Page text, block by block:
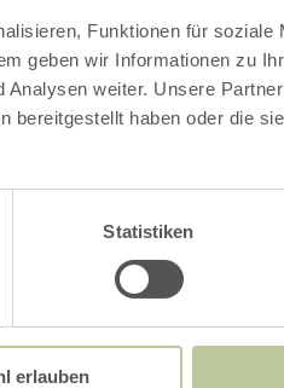
Funktionen für soziale
geben wir Informationen zu
weiter. Unsere
bereitgestellt haben oder die
Statistiken
erlauben